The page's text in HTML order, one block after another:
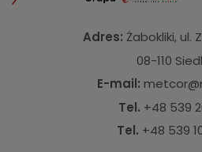
Adres: Żabokliki, ul.
08-110
E-mail:
Tel. +48 539
Tel. +48 539